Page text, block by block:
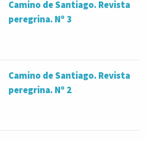
Camino de Santiago. Revista
peregrina. Nº 3
Camino de Santiago. Revista
peregrina. Nº 2